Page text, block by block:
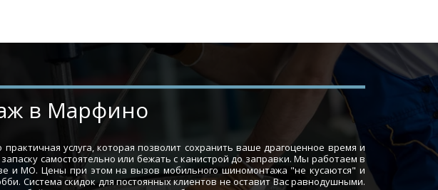
в Марфино
услуга, которая позволит сохранить ваше драгоценное время и
самостоятельно или бежать с канистрой до заправки. Мы работаем в
и МО. Цены при этом на вызов мобильного шиномонтажа "не кусаются" и
Система скидок для постоянных клиентов не оставит Вас равнодушными.